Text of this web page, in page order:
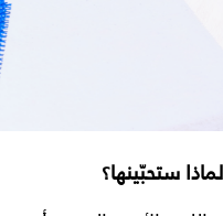
لماذا ستحبّينها؟